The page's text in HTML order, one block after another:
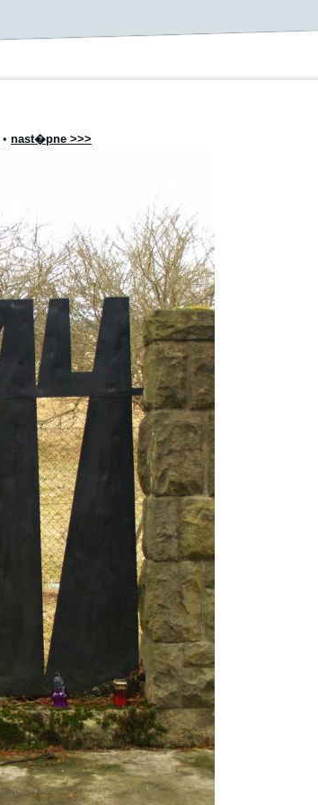
• nast�pne >>>